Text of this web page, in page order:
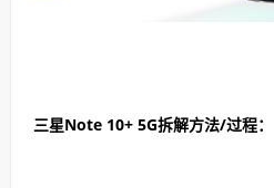
三星Note 10+ 5G拆解方法/过程：